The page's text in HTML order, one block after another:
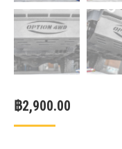
฿2,900.00